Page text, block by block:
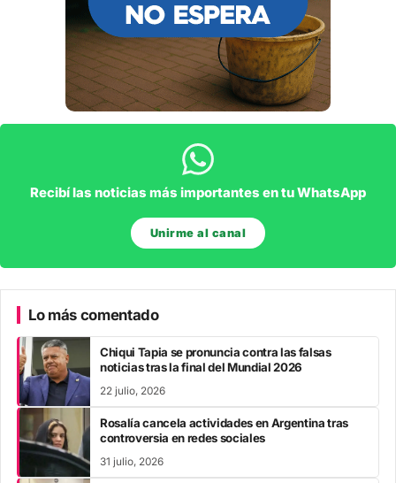
Recibí las noticias más importantes en tu WhatsApp
Unirme al canal
Lo más comentado
Chiqui Tapia se pronuncia contra las falsas
noticias tras la final del Mundial 2026
22 julio, 2026
Rosalía cancela actividades en Argentina tras
controversia en redes sociales
31 julio, 2026